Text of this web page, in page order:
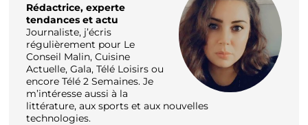
Rédactrice, experte
tendances et actu
Journaliste, j’écris
régulièrement pour Le
Conseil Malin, Cuisine
Actuelle, Gala, Télé Loisirs ou
encore Télé 2 Semaines. Je
m’intéresse aussi à la
littérature, aux sports et aux nouvelles
technologies.